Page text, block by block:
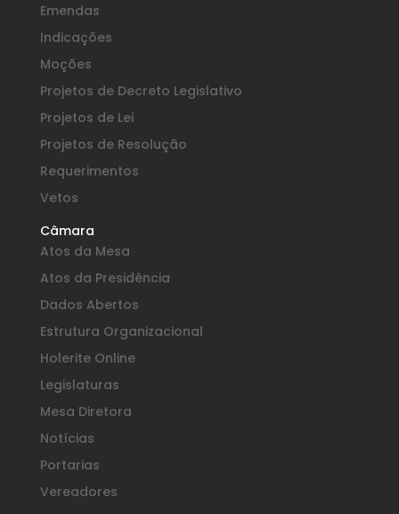
Emendas
Indicações
Moções
Projetos de Decreto Legislativo
Projetos de Lei
Projetos de Resolução
Requerimentos
Vetos
Câmara
Atos da Mesa
Atos da Presidência
Dados Abertos
Estrutura Organizacional
Holerite Online
Legislaturas
Mesa Diretora
Notícias
Portarias
Vereadores